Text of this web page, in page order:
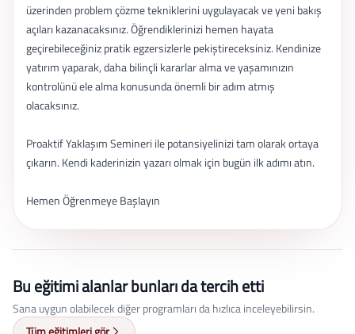
üzerinden problem çözme tekniklerini uygulayacak ve yeni bakış
açıları kazanacaksınız. Öğrendiklerinizi hemen hayata
geçirebileceğiniz pratik egzersizlerle pekiştireceksiniz. Kendinize
yatırım yaparak, daha bilinçli kararlar alma ve yaşamınızın
kontrolünü ele alma konusunda önemli bir adım atmış
olacaksınız.
Proaktif Yaklaşım Semineri ile potansiyelinizi tam olarak ortaya
çıkarın. Kendi kaderinizin yazarı olmak için bugün ilk adımı atın.
Hemen Öğrenmeye Başlayın
Bu eğitimi alanlar bunları da tercih etti
Sana uygun olabilecek diğer programları da hızlıca inceleyebilirsin.